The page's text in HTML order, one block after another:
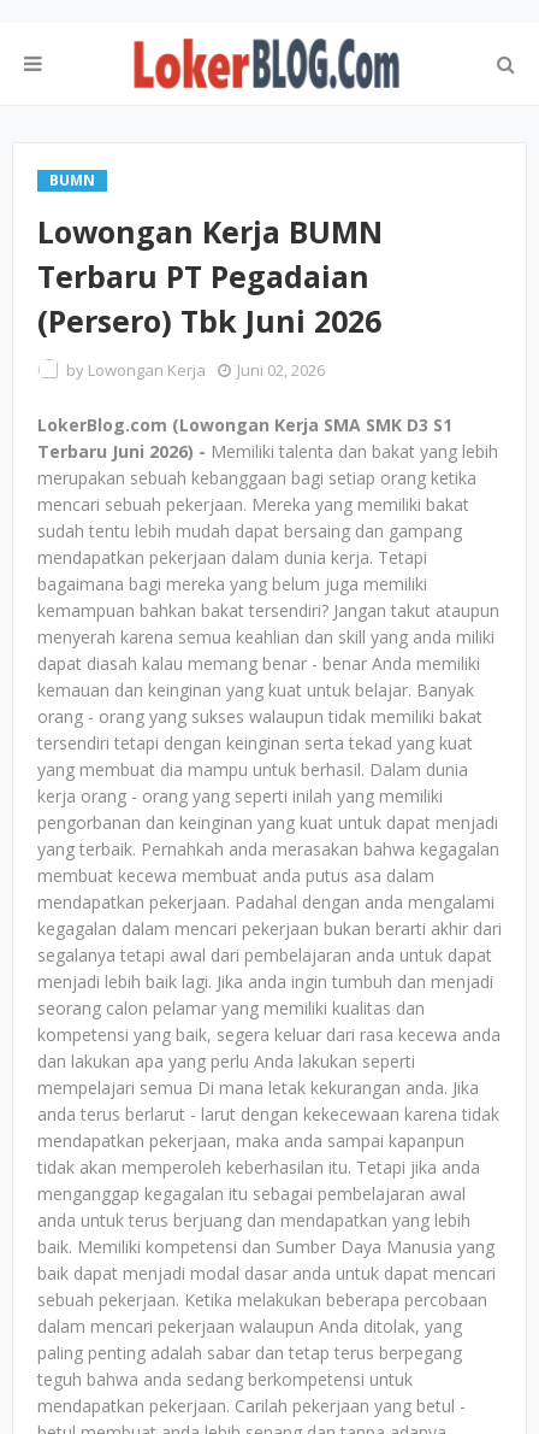
BUMN
Lowongan Kerja BUMN
Terbaru PT Pegadaian
(Persero) Tbk Juni 2026
by Lowongan Kerja Juni 02, 2026
LokerBlog.com (Lowongan Kerja SMA SMK D3 S1
Terbaru Juni 2026) - Memiliki talenta dan bakat yang lebih
merupakan sebuah kebanggaan bagi setiap orang ketika
mencari sebuah pekerjaan. Mereka yang memiliki bakat
sudah tentu lebih mudah dapat bersaing dan gampang
mendapatkan pekerjaan dalam dunia kerja. Tetapi
bagaimana bagi mereka yang belum juga memiliki
kemampuan bahkan bakat tersendiri? Jangan takut ataupun
menyerah karena semua keahlian dan skill yang anda miliki
dapat diasah kalau memang benar - benar Anda memiliki
kemauan dan keinginan yang kuat untuk belajar. Banyak
orang - orang yang sukses walaupun tidak memiliki bakat
tersendiri tetapi dengan keinginan serta tekad yang kuat
yang membuat dia mampu untuk berhasil. Dalam dunia
kerja orang - orang yang seperti inilah yang memiliki
pengorbanan dan keinginan yang kuat untuk dapat menjadi
yang terbaik. Pernahkah anda merasakan bahwa kegagalan
membuat kecewa membuat anda putus asa dalam
mendapatkan pekerjaan. Padahal dengan anda mengalami
kegagalan dalam mencari pekerjaan bukan berarti akhir dari
segalanya tetapi awal dari pembelajaran anda untuk dapat
menjadi lebih baik lagi. Jika anda ingin tumbuh dan menjadi
seorang calon pelamar yang memiliki kualitas dan
kompetensi yang baik, segera keluar dari rasa kecewa anda
dan lakukan apa yang perlu Anda lakukan seperti
mempelajari semua Di mana letak kekurangan anda. Jika
anda terus berlarut - larut dengan kekecewaan karena tidak
mendapatkan pekerjaan, maka anda sampai kapanpun
tidak akan memperoleh keberhasilan itu. Tetapi jika anda
menganggap kegagalan itu sebagai pembelajaran awal
anda untuk terus berjuang dan mendapatkan yang lebih
baik. Memiliki kompetensi dan Sumber Daya Manusia yang
baik dapat menjadi modal dasar anda untuk dapat mencari
sebuah pekerjaan. Ketika melakukan beberapa percobaan
dalam mencari pekerjaan walaupun Anda ditolak, yang
paling penting adalah sabar dan tetap terus berpegang
teguh bahwa anda sedang berkompetensi untuk
mendapatkan pekerjaan. Carilah pekerjaan yang betul -